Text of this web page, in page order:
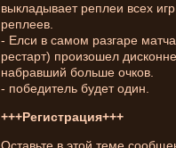
выкладывает реплеи всех
реплеев.
- Елси в самом разгаре
рестарт) произошел
набравший больше очков.
- победитель будет один.
+++Регистрация+++